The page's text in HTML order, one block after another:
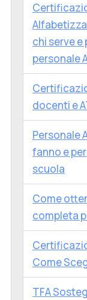
chi serve
personale
docenti e
Personale
fanno e
scuola
Come
completa
Come
TFA